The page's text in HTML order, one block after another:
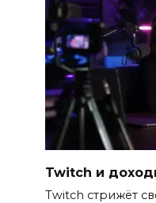
Twitch и
Twitch стрижёт